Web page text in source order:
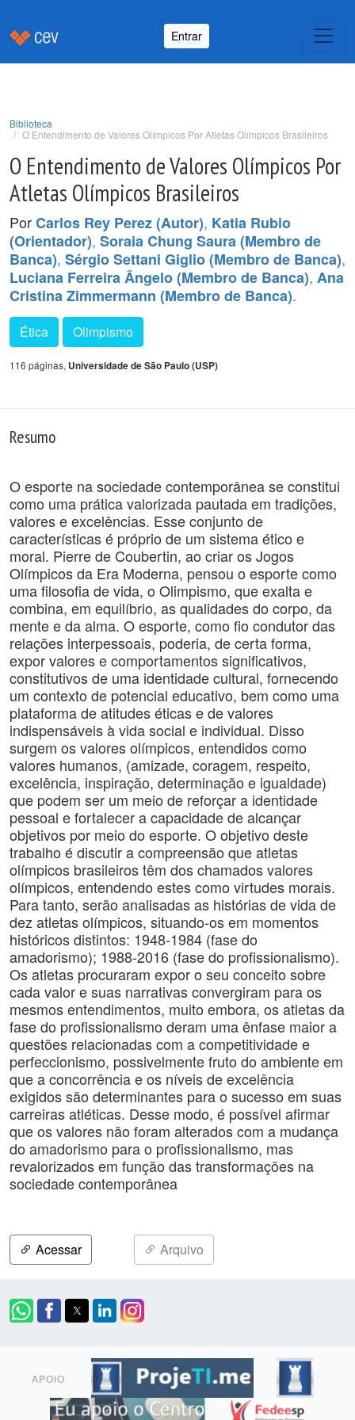
Entrar
Biblioteca
O Entendimento de Valores Olímpicos Por Atletas Olímpicos Brasileiros
O Entendimento de Valores Olímpicos Por
Atletas Olímpicos Brasileiros
PorCarlos Rey Perez (Autor), Katia Rubio
(Orientador), Soraia Chung Saura (Membro de
Banca), Sérgio Settani Giglio (Membro de Banca),
Luciana Ferreira Ângelo (Membro de Banca), Ana
Cristina Zimmermann (Membro de Banca).
Ética Olimpismo
116 páginas, Universidade de São Paulo (USP)
Resumo
O esporte na sociedade contemporânea se constitui
como uma prática valorizada pautada em tradições,
valores e excelências. Esse conjunto de
características é próprio de um sistema ético e
moral. Pierre de Coubertin, ao criar os Jogos
Olímpicos da Era Moderna, pensou o esporte como
uma filosofia de vida, o Olimpismo, que exalta e
combina, em equilíbrio, as qualidades do corpo, da
mente e da alma. O esporte, como fio condutor das
relações interpessoais, poderia, de certa forma,
expor valores e comportamentos significativos,
constitutivos de uma identidade cultural, fornecendo
um contexto de potencial educativo, bem como uma
plataforma de atitudes éticas e de valores
indispensáveis à vida social e individual. Disso
surgem os valores olímpicos, entendidos como
valores humanos, (amizade, coragem, respeito,
excelência, inspiração, determinação e igualdade)
que podem ser um meio de reforçar a identidade
pessoal e fortalecer a capacidade de alcançar
objetivos por meio do esporte. O objetivo deste
trabalho é discutir a compreensão que atletas
olímpicos brasileiros têm dos chamados valores
olímpicos, entendendo estes como virtudes morais.
Para tanto, serão analisadas as histórias de vida de
dez atletas olímpicos, situando-os em momentos
históricos distintos: 1948-1984 (fase do
amadorismo); 1988-2016 (fase do profissionalismo).
Os atletas procuraram expor o seu conceito sobre
cada valor e suas narrativas convergiram para os
mesmos entendimentos, muito embora, os atletas da
fase do profissionalismo deram uma ênfase maior a
questões relacionadas com a competitividade e
perfeccionismo, possivelmente fruto do ambiente em
que a concorrência e os níveis de excelência
exigidos são determinantes para o sucesso em suas
carreiras atléticas. Desse modo, é possível afirmar
que os valores não foram alterados com a mudança
do amadorismo para o profissionalismo, mas
revalorizados em função das transformações na
sociedade contemporânea
Acessar Arquivo
APOIO